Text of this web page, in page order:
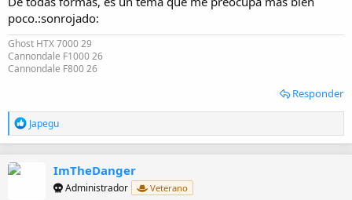
poco.:sonrojado:
Ghost HTX 7000 29
Cannondale F1000 26
Cannondale F800 26
Responder
R
e
a
Japegu
ImTheDanger
Administrador Veterano